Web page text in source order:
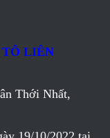
TÔ LIÊN
Thới Nhất,